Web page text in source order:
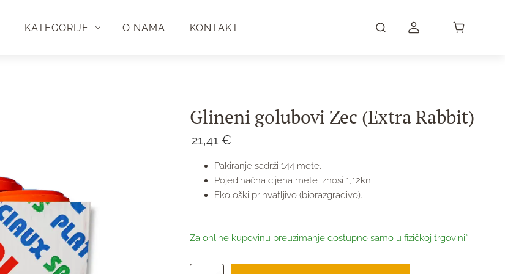
KATEGORIJE O NAMA KONTAKT
Glineni golubovi Zec (Extra Rabbit)
21,41 €
Pakiranje sadrži 144 mete.
Pojedinačna cijena mete iznosi 1,12kn.
Ekološki prihvatljivo (biorazgradivo).
Za online kupovinu preuzimanje dostupno samo u fizičkoj trgovini*